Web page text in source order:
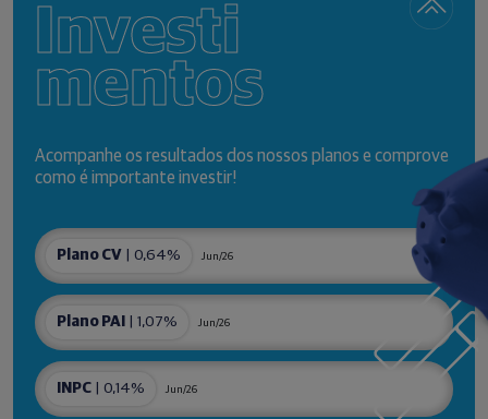
Investi
mentos
Acompanhe os resultados dos nossos planos e comprove
como é importante investir!
Plano CV | 0,64% Jun/26
Plano PAI | 1,07% Jun/26
INPC | 0,14% Jun/26